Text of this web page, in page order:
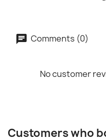
Comments (0)
No customer
Customers who